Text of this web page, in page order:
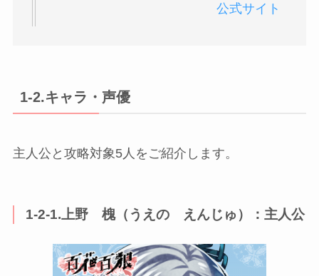
公式サイト
1-2.キャラ・声優
主人公と攻略対象5人をご紹介します。
1-2-1.上野 槐（うえの えんじゅ）：主人公